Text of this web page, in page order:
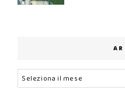
Archivi